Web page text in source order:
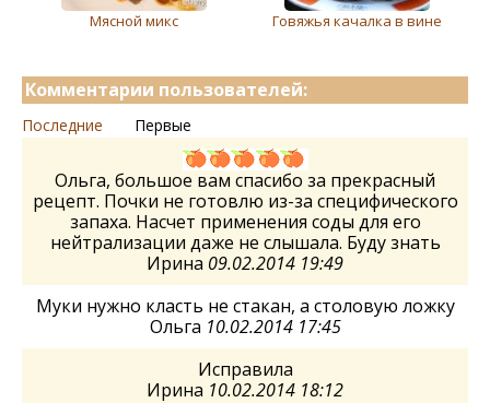
Мясной микс Говяжья качалка в вине
Комментарии пользователей:
Последние Первые
Ольга, большое вам спасибо за прекрасный
рецепт. Почки не готовлю из-за специфического
запаха. Насчет применения соды для его
нейтрализации даже не слышала. Буду знать
Ирина 09.02.2014 19:49
Муки нужно класть не стакан, а столовую ложку
Ольга 10.02.2014 17:45
Исправила
Ирина 10.02.2014 18:12